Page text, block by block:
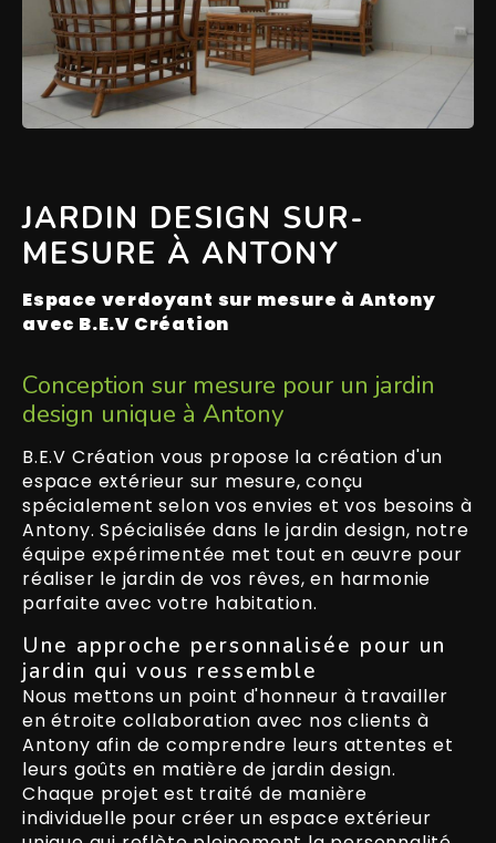
JARDIN DESIGN SUR-
MESURE À ANTONY
Espace verdoyant sur mesure à Antony
avec B.E.V Création
Conception sur mesure pour un jardin
design unique à Antony
B.E.V Création vous propose la création d'un
espace extérieur sur mesure, conçu
spécialement selon vos envies et vos besoins à
Antony. Spécialisée dans le jardin design, notre
équipe expérimentée met tout en œuvre pour
réaliser le jardin de vos rêves, en harmonie
parfaite avec votre habitation.
Une approche personnalisée pour un
jardin qui vous ressemble
Nous mettons un point d'honneur à travailler
en étroite collaboration avec nos clients à
Antony afin de comprendre leurs attentes et
leurs goûts en matière de jardin design.
Chaque projet est traité de manière
individuelle pour créer un espace extérieur